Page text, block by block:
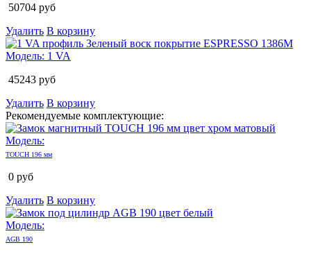
50704 руб
Удалить В корзину
Модель: 1 VA
45243 руб
Удалить В корзину
Рекомендуемые комплектующие:
Модель:
TOUCH 196 мм
0 руб
Удалить В корзину
Модель:
AGB 190